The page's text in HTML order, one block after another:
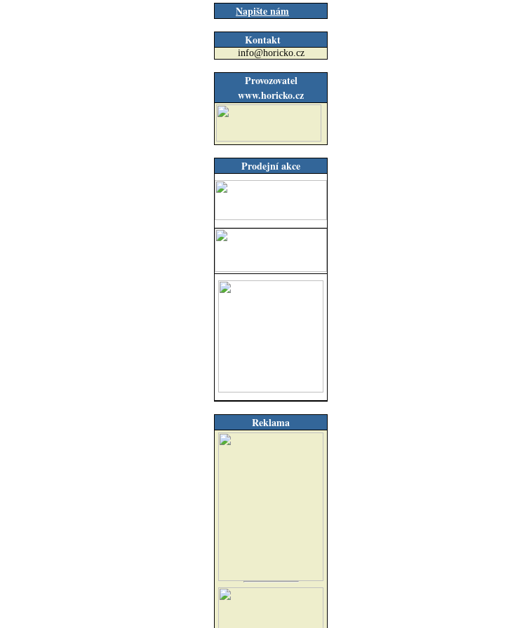
Napište nám
Kontakt
info@horicko.cz
Provozovatel
www.horicko.cz
Prodejní akce
Reklama